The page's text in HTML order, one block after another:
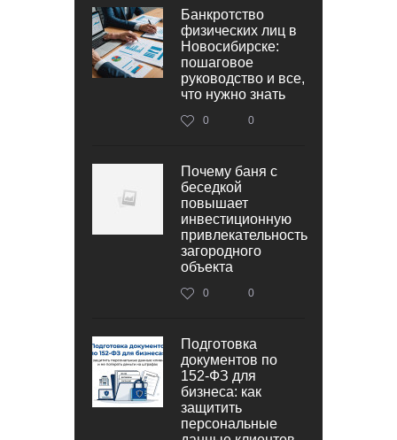
Банкротство
физических лиц в
Новосибирске:
пошаговое
руководство и все,
что нужно знать
0 0
Почему баня с
беседкой
повышает
инвестиционную
привлекательность
загородного
объекта
0 0
Подготовка
документов по
152‑ФЗ для
бизнеса: как
защитить
персональные